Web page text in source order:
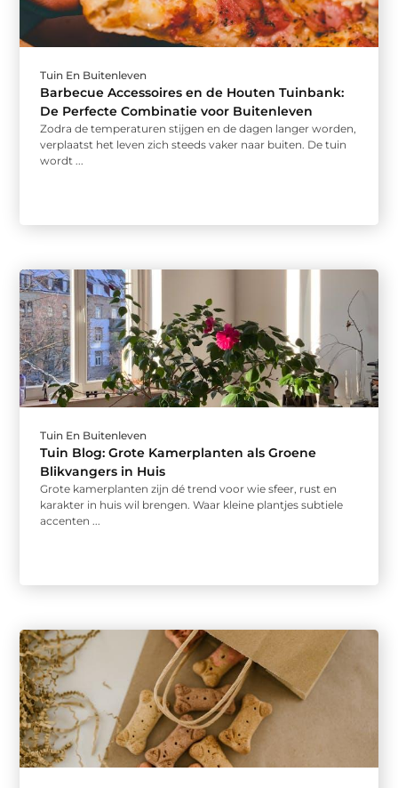
Tuin En Buitenleven
Barbecue Accessoires en de Houten Tuinbank:
De Perfecte Combinatie voor Buitenleven
Zodra de temperaturen stijgen en de dagen langer worden,
verplaatst het leven zich steeds vaker naar buiten. De tuin
wordt ...
Tuin En Buitenleven
Tuin Blog: Grote Kamerplanten als Groene
Blikvangers in Huis
Grote kamerplanten zijn dé trend voor wie sfeer, rust en
karakter in huis wil brengen. Waar kleine plantjes subtiele
accenten ...